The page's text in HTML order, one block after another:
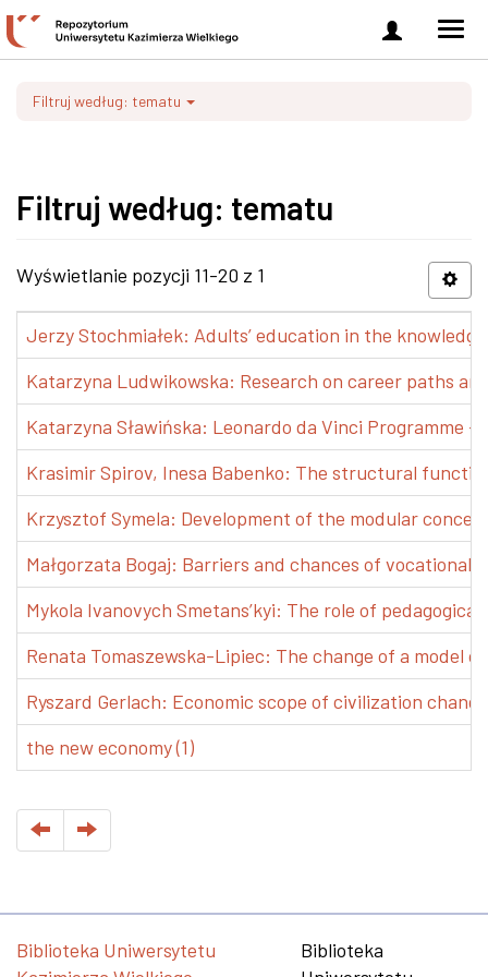
Zaloguj
się
Filtruj według: tematu
Filtruj według: tematu
Wyświetlanie pozycji 11-20 z 1
Jerzy Stochmiałek: Adults’ education in the
Katarzyna Ludwikowska: Research on career paths
Katarzyna Sławińska: Leonardo da Vinci Programme
Krasimir Spirov, Inesa Babenko: The structural
Krzysztof Symela: Development of the modular
Małgorzata Bogaj: Barriers and chances of vocational
Mykola Ivanovych Smetans’kyi: The role of
Renata Tomaszewska-Lipiec: The change of a model
Ryszard Gerlach: Economic scope of civilization
the new economy (1)
Biblioteka Uniwersytetu
Biblioteka